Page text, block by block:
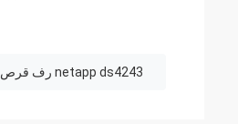
netapp ds4243 رف قرص 24 فتحة